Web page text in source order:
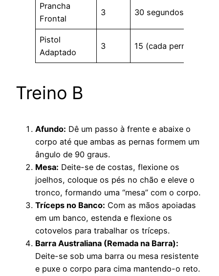
Prancha
Frontal
3 30 segundos
Pistol
Adaptado
3 15 (cada perna)
Treino B
Afundo: Dê um passo à frente e abaixe o
corpo até que ambas as pernas formem um
ângulo de 90 graus.
Mesa: Deite-se de costas, flexione os
joelhos, coloque os pés no chão e eleve o
tronco, formando uma “mesa” com o corpo.
Tríceps no Banco: Com as mãos apoiadas
em um banco, estenda e flexione os
cotovelos para trabalhar os tríceps.
Barra Australiana (Remada na Barra):
Deite-se sob uma barra ou mesa resistente
e puxe o corpo para cima mantendo-o reto.